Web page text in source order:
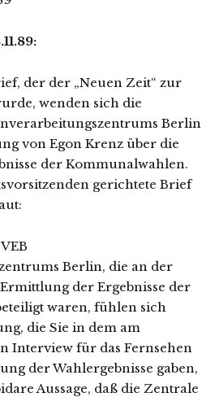
der der „Neuen Zeit“ zur
wenden sich die
Berlin
von Egon Krenz über die
der Kommunalwahlen.
gerichtete Brief
Berlin, die an der
der Ergebnisse der
waren, fühlen sich
die Sie in dem am
Interview für das Fernsehen
der Wahlergebnisse gaben,
Aussage, daß die Zentrale